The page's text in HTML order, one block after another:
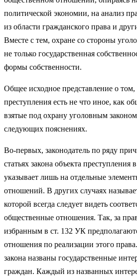
политической экономии, на анализ
из области гражданского права и
Вместе с тем, охране со стороны
не только государственная
формы собственности.
Общее исходное представление о том,
преступления есть не что иное, как
взятые под охрану уголовным
следующих пояснениях.
Во-первых, законодатель по ряду
статьях закона объекта преступления
указывает лишь на отдельные
отношений. В других случаях
которой всегда следует видеть
общественные отношения. Так, за
избранным в ст. 132 УК
отношения по реализации этого
закона названы государственные
граждан. Каждый из названных